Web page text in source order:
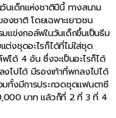
เด็กแห่งชาติปีนี้ ทางสนาม
ชาติ โดยเฉพาะเยาวชน
แข่งกอล์ฟในวันเด็กขึ้นเป็นธีม
งชุดอะไรก็ได้ที่ไม่ใส่ชุด
ได้ 4 อัน ซึ่งจะเป็นอะไรก็ได้
งไปได้ มีรองเท้าที่พกลงไปได้
มทั้งมีการประกวดชุดแฟนตาซี
บาท แล้วก็ที่ 2 ที่ 3 ที่ 4